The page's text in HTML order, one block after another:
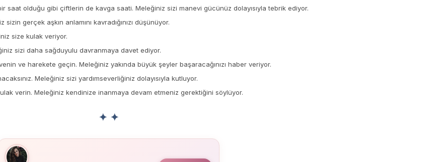
saat olduğu gibi çiftlerin de kavga saati. Meleğiniz sizi manevi gücünüz dolayısıyla tebrik ediyor.
gerçek aşkın anlamını kavradığınızı düşünüyor.
size kulak veriyor.
sizi daha sağduyulu davranmaya davet ediyor.
ve harekete geçin. Meleğiniz yakında büyük şeyler başaracağınızı haber veriyor.
Meleğiniz sizi yardımseverliğiniz dolayısıyla kutluyor.
verin. Meleğiniz kendinize inanmaya devam etmeniz gerektiğini söylüyor.
✦ ✦